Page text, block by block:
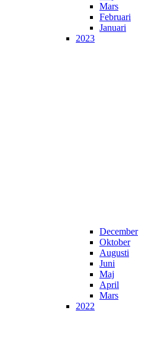
Mars
Februari
Januari
2023
December
Oktober
Augusti
Juni
Maj
April
Mars
2022